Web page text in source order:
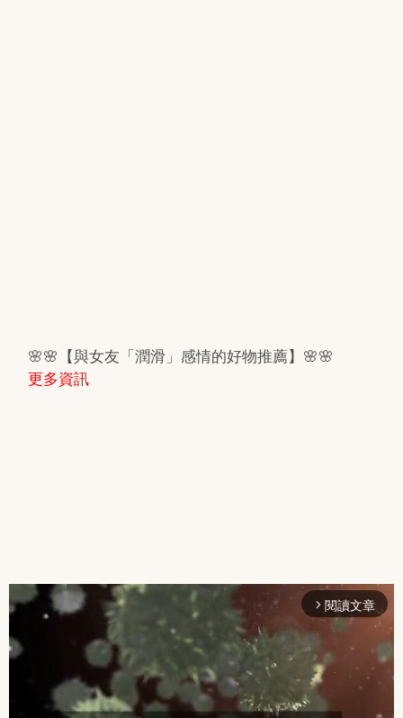
🌸🌸【與女友「潤滑」感情的好物推薦】🌸🌸
更多資訊
arrow_forward_ios 閱讀文章